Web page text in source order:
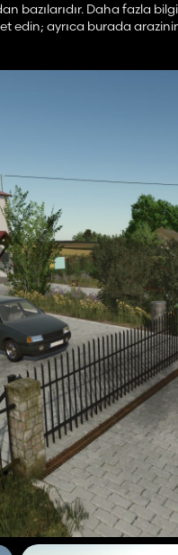
bazılarıdır. Daha fazla
edin; ayrıca burada